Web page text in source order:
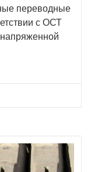
переводные
с ОСТ